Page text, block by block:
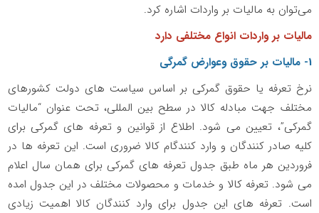
می‌توان به مالیات بر واردات اشاره کرد.
مالیات بر واردات انواع مختلفی دارد
1- مالیات بر حقوق وعوارض گمرگی
نرخ تعرفه یا حقوق گمرکی بر اساس سیاست های دولت کشورهای
مختلف جهت مبادله کالا در سطح بین المللی، تحت عنوان “مالیات
گمرکی”، تعیین می شود. اطلاع از قوانین و تعرفه های گمرکی برای
کلیه صادر کنندگان و وارد کنندگام کالا ضروری است. این تعرفه ها در
فروردین هر ماه طبق جدول تعرفه های گمرکی برای همان سال اعلام
می شود. تعرفه کالا و خدمات و محصولات مختلف در این جدول امده
است. تعرفه های این جدول برای وارد کنندگان کالا اهمیت زیادی